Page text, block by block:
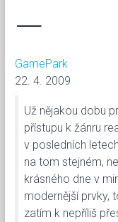
—
GamePark
22. 4. 2009
Už nějakou dobu
přístupu k žánru
v posledních
na tom stejném,
krásného dne v
modernější prvky,
zatím k nepříliš